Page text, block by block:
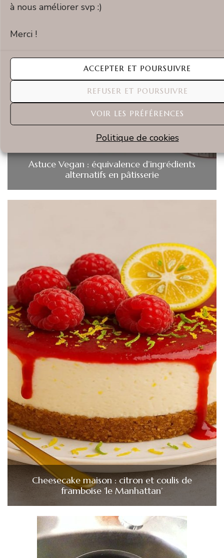
à nous améliorer svp :)
Merci !
ACCEPTER ET POURSUIVRE
REFUSER ET POURSUIVRE
VOIR LES PRÉFÉRENCES
Politique de cookies
Astuce Vegan : équivalence d’ingrédients
alternatifs en pâtisserie
Cheesecake maison : citron et coulis de
framboise ‘le Manhattan’